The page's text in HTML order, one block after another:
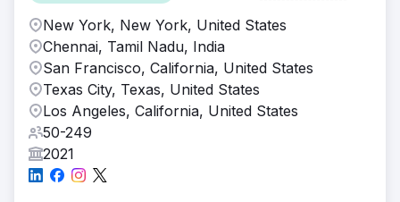
New York, New York, United States
Chennai, Tamil Nadu, India
San Francisco, California, United States
Texas City, Texas, United States
Los Angeles, California, United States
50-249
2021